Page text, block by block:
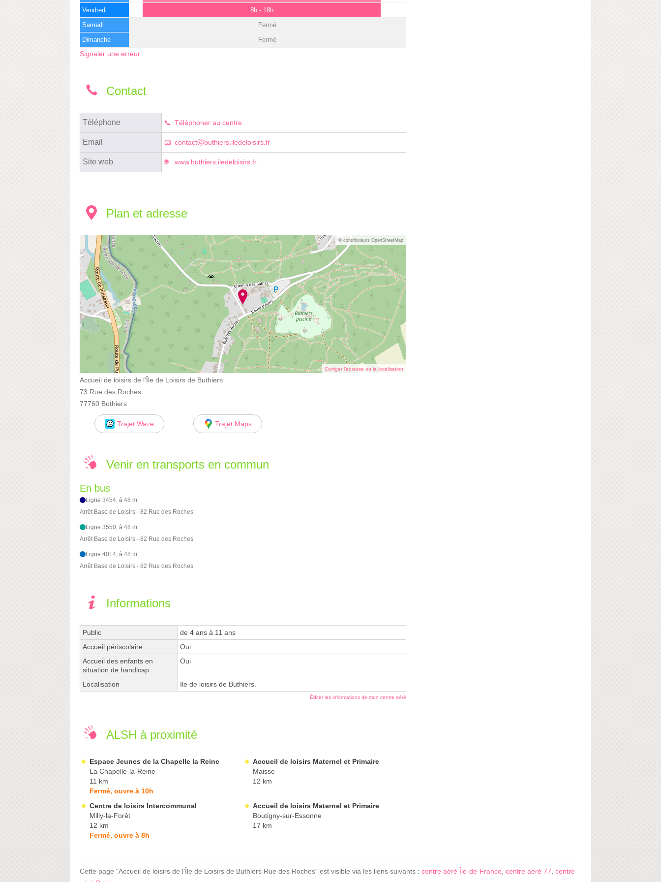
Vendredi 8h - 18h
Samedi Fermé
Dimanche Fermé
Signaler une erreur
Contact
Téléphone Téléphoner au centre
Email contactⓐbuthiers.iledeloisirs.fr
Site web www.buthiers.iledeloisirs.fr
Plan et adresse
© contributeurs OpenStreetMap
Corriger l’adresse ou la localisation
Accueil de loisirs de l'Île de Loisirs de Buthiers
73 Rue des Roches
77760 Buthiers
Trajet Waze Trajet Maps
Venir en transports en commun
En bus
Ligne 3454, à 48 m
Arrêt Base de Loisirs - 82 Rue des Roches
Ligne 3550, à 48 m
Arrêt Base de Loisirs - 82 Rue des Roches
Ligne 4014, à 48 m
Arrêt Base de Loisirs - 82 Rue des Roches
Informations
Public
de 4 ans à 11 ans
Accueil périscolaire
Oui
Accueil des enfants en
situation de handicap
Oui
Localisation Ile de loisirs de Buthiers.
Éditer les informations de mon centre aéré
ALSH à proximité
Espace Jeunes de la Chapelle la Reine
La Chapelle-la-Reine
11 km
Fermé, ouvre à 10h
Accueil de loisirs Maternel et Primaire
Maisse
12 km
Centre de loisirs Intercommunal
Milly-la-Forêt
12 km
Fermé, ouvre à 8h
Accueil de loisirs Maternel et Primaire
Boutigny-sur-Essonne
17 km
Cette page "Accueil de loisirs de l'Île de Loisirs de Buthiers Rue des Roches" est visible via les liens suivants : centre aéré Île-de-France, centre aéré 77, centre